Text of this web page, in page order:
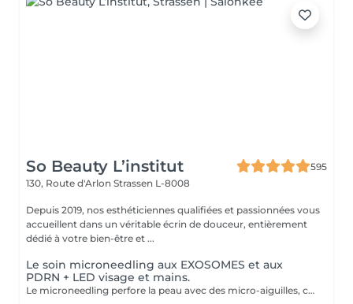
So Beauty L’institut
595
130, Route d'Arlon Strassen L-8008
Depuis 2019, nos esthéticiennes qualifiées et passionnées vous
accueillent dans un véritable écrin de douceur, entièrement
dédié à votre bien-être et ...
Le soin microneedling aux EXOSOMES et aux
PDRN + LED visage et mains.
Le microneedling perfore la peau avec des micro-aiguilles, créant des micro-canaux qui permettent à un sérum actif (PDRN ou exosomes) de pénétrer en profondeur dans le derme. C'est ce qu'on appelle un soin « biostimulateur » : on ne remplit pas, on stimule la peau pour qu'elle se régénère elle-même. L'association des exosomes et du PDRN (Polydésoxyribonucléotide) est une révolution anti-âge. Il représente le protocole de régénération cutanée le plus avancé en médecine esthétique. Cette synergie permet de stimuler le renouvellement cellulaire de façon accélérée, d'atténuer les cicatrices et de lifter le teint sans chirurgie. C'est une synergie régénératrice puissante, ces deux actifs maximisent la réparation tissulaire et l'éclat du teint. Idéale pour les peaux: matures , avec des dommages solaires importants, des cicatrices, une perte de fermeté. Soin plus puissant que le PDRN . Pour optimiser les effets du soin, nous appliquerons la lumière LED sur le visage. Profitez, également, d'un traitement anti-âge à la lumière Led pour les mains.